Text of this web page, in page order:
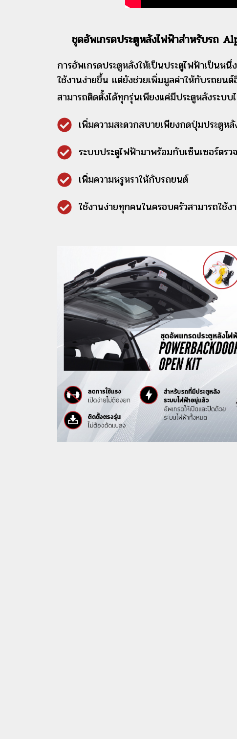
ชุดอัพเกรดประตูหลังไฟฟ้าสำหรับรถ
การอัพเกรดประตูหลังให้เป็นประตูไฟฟ้าเป็นห
ใช้งานง่ายขึ้น แต่ยังช่วยเพิ่มมูลค่าให้กับรถยน
สามารถติดตั้งได้ทุกรุ่นเพียงแค่มีประตูหลังระบบ
เพิ่มความสะดวกสบายเพียงกดปุ่มประตูห
ระบบประตูไฟฟ้ามาพร้อมกับเซ็นเซอร์ตร
เพิ่มความหรูหราให้กับรถยนต์
ใช้งานง่ายทุกคนในครอบครัวสามารถใช้ง